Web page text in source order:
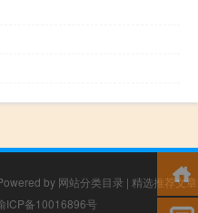
by 网站分类目录 | 精选推荐文章
ICP备10016896号